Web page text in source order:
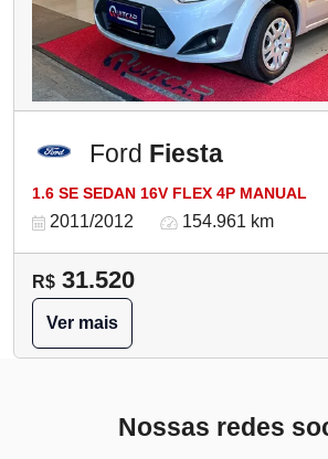
Ford Fiesta
1.6 SE SEDAN 16V FLEX 4P MANUAL
2011/2012 154.961 km
R$ 31.520
Ver mais
Nossas redes